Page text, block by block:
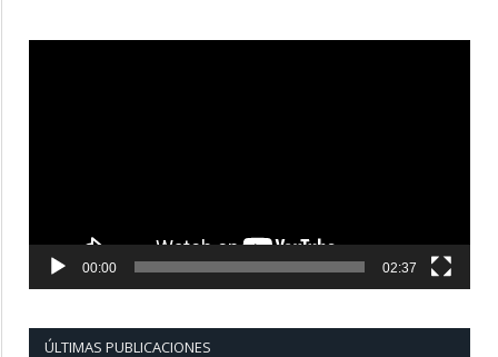
00:00 02:37
ÚLTIMAS PUBLICACIONES